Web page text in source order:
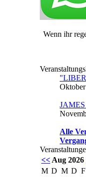
Wenn ihr
Alle
<< Aug 2026
M D M D F